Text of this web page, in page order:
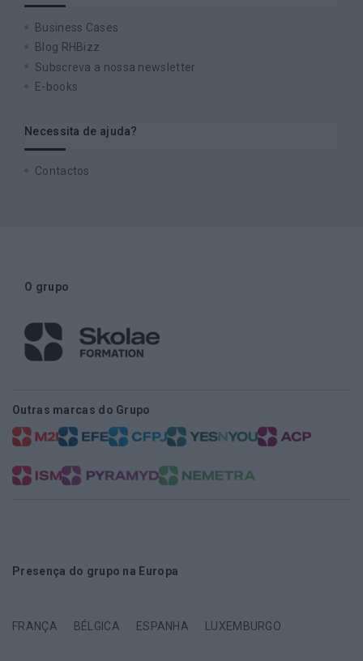
Business Cases
Blog RHBizz
Subscreva a nossa newsletter
E-books
Necessita de ajuda?
Contactos
O grupo
Outras marcas do Grupo
Presença do grupo na Europa
FRANÇA BÉLGICA ESPANHA LUXEMBURGO